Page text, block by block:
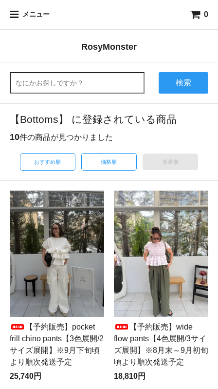
メニュー 0
RosyMonster
検索
【Bottoms】 に登録されている商品
10件の商品が見つかりました
おすすめ順 価格順 新着順
【予約販売】pocket
frill chino pants【3色展開/2
サイズ展開】※9月下旬頃
より順次発送予定
25,740円
【予約販売】wide
flow pants【4色展開/3サイ
ズ展開】※8月末～9月初旬
頃より順次発送予定
18,810円